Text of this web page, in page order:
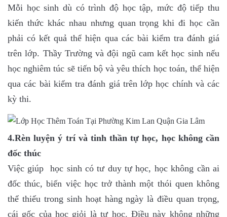
Mỗi học sinh dù có trình độ học tập, mức độ tiếp thu
kiến thức khác nhau nhưng quan trọng khi đi học cần
phải có kết quả thể hiện qua các bài kiểm tra đánh giá
trên lớp. Thầy Trường và đội ngũ cam kết học sinh nếu
học nghiêm túc sẽ tiến bộ và yêu thích học toán, thể hiện
qua các bài kiểm tra đánh giá trên lớp học chính và các
kỳ thi.
4.Rèn luyện ý trí và tinh thần tự học, học không cần
đốc thúc
Việc giúp học sinh có tư duy tự học, học không cần ai
đốc thúc, biến việc học trở thành một thói quen không
thể thiếu trong sinh hoạt hàng ngày là điều quan trọng,
cái gốc của học giỏi là tự học. Điều này không những